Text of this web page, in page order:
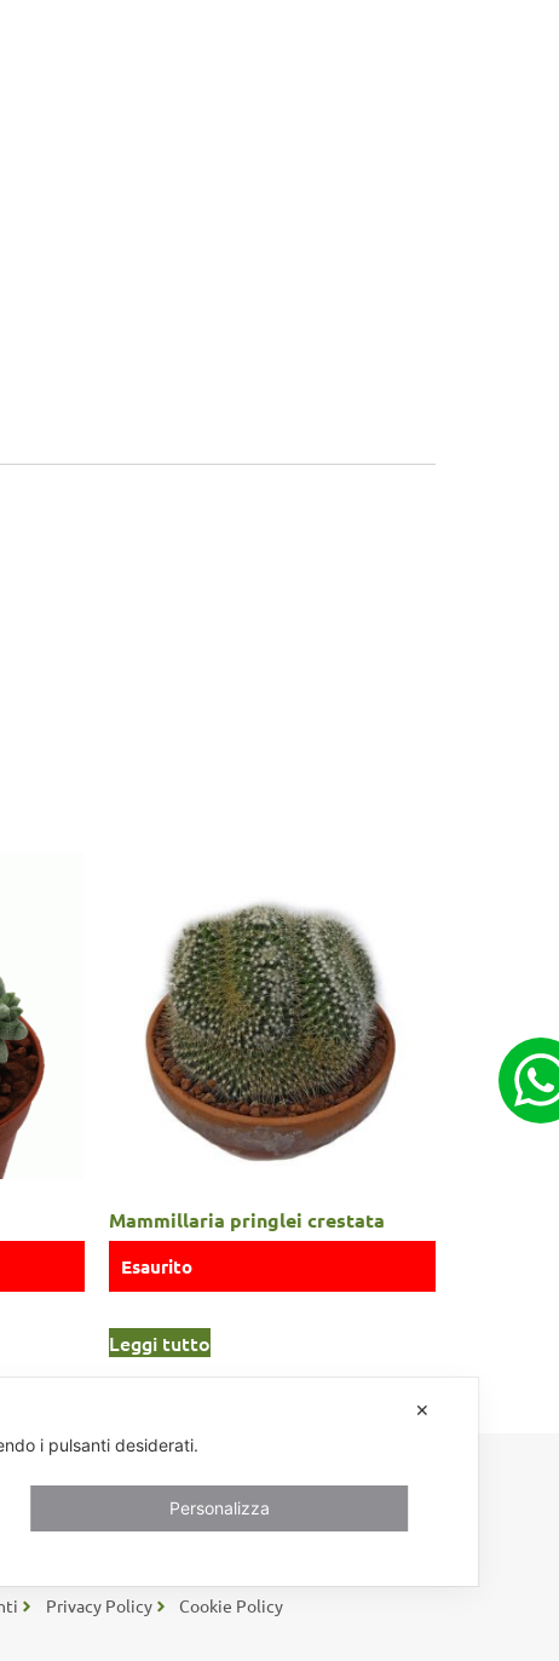
Mammillaria pringlei crestata
Esaurito
Leggi tutto
– Tel/Fax +39 0365 654261
Privacy Policy Cookie Policy
✕
i pulsanti desiderati.
Personalizza